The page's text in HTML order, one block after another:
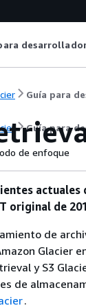
Guía para
Guía para
de enfoque
original de
de
Glacier
y S3
de
.